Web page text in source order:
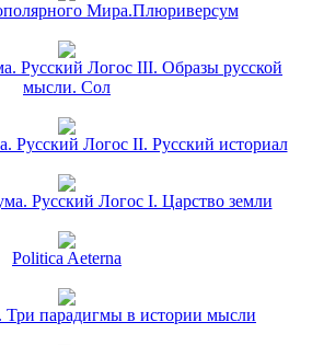
Мира.Плюриверсум
Русский Логос III. Образы русской
мысли. Сол
Русский Логос II. Русский историал
Русский Логос I. Царство земли
Politica Aeterna
Три парадигмы в истории мысли